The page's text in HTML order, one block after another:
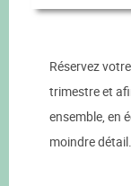
Réservez
trimestre et
ensemble, en
moindre détail.